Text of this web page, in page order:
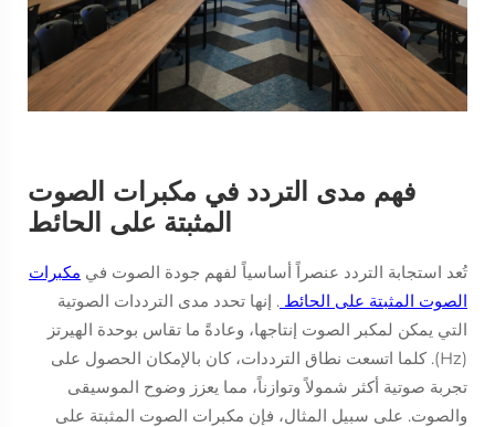
فهم مدى التردد في مكبرات الصوت
المثبتة على الحائط
تُعد استجابة التردد عنصراً أساسياً لفهم جودة الصوت في مكبرات
الصوت المثبتة على الحائط . إنها تحدد مدى الترددات الصوتية
التي يمكن لمكبر الصوت إنتاجها، وعادةً ما تقاس بوحدة الهيرتز
(Hz). كلما اتسعت نطاق الترددات، كان بالإمكان الحصول على
تجربة صوتية أكثر شمولاً وتوازناً، مما يعزز وضوح الموسيقى
والصوت. على سبيل المثال، فإن مكبرات الصوت المثبتة على